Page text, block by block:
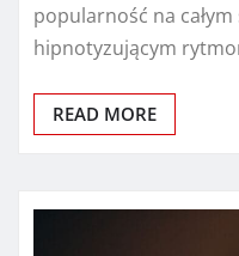
popularność na
hipnotyzującym
READ MORE